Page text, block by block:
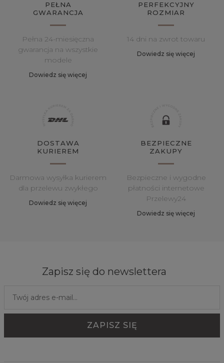
PEŁNA
GWARANCJA
Pełna 24-miesięczna
gwarancja na wszystkie
modele
Dowiedz się więcej
PERFEKCYJNY
ROZMIAR
14 dni na zwrot towaru
Dowiedz się więcej
DOSTAWA
KURIEREM
Darmowa wysyłka kurierem
dla przelewu zwykłego
Dowiedz się więcej
BEZPIECZNE
ZAKUPY
Bezpieczne i wygodne
płatności internetowe
Przelewy24
Dowiedz się więcej
Zapisz się do newslettera